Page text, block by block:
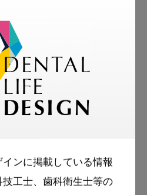
ンに掲載している情報
工士、歯科衛生士等の
お手伝いができる今の仕
喜びとやりがいを感じて
＋アーカイブ
栄養素